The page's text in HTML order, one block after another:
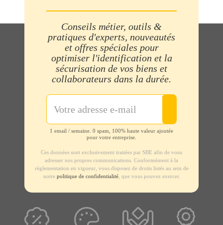
Conseils métier, outils &
pratiques d'experts, nouveautés
et offres spéciales pour
optimiser l'identification et la
sécurisation de vos biens et
collaborateurs dans la durée.
1 email / semaine. 0 spam, 100% haute valeur ajoutée
pour votre entreprise.
Ces données sont exclusivement traitées par SBE afin de vous
adresser nos propres communications. Conformément à la
règlementation en vigueur, vous disposez de droits listés au sein de
notre politique de confidentialité, que vous pouvez exercer.